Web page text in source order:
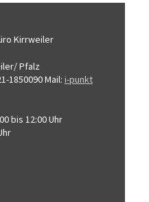
Kirrweiler
Pfalz
1850090Mail: i-punkt
bis 12:00 Uhr